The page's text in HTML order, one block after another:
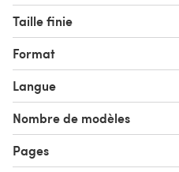
Taille finie
Format
Langue
Nombre de modèles
Pages